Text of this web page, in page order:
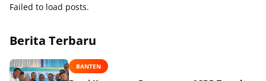
Failed to load posts.
Berita Terbaru
BANTEN